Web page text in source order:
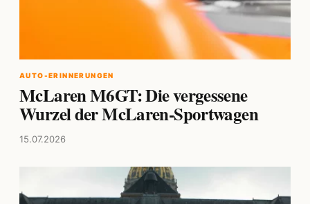
AUTO-ERINNERUNGEN
McLaren M6GT: Die vergessene
Wurzel der McLaren-Sportwagen
15.07.2026